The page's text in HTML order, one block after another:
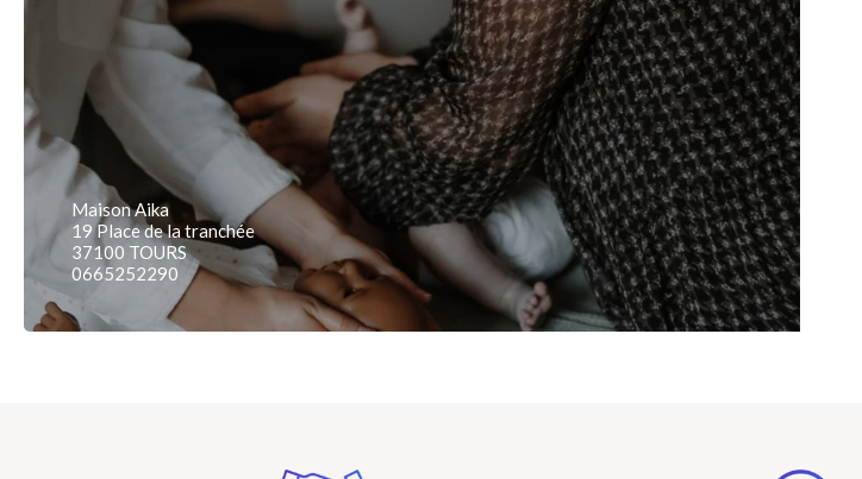
Maison Aika
19 Place de la tranchée
37100 TOURS
0665252290